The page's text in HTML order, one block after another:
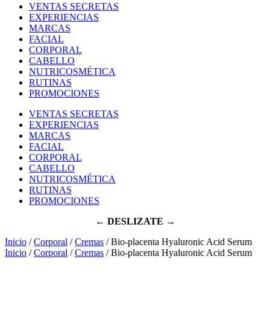
VENTAS SECRETAS
EXPERIENCIAS
MARCAS
FACIAL
CORPORAL
CABELLO
NUTRICOSMÉTICA
RUTINAS
PROMOCIONES
VENTAS SECRETAS
EXPERIENCIAS
MARCAS
FACIAL
CORPORAL
CABELLO
NUTRICOSMÉTICA
RUTINAS
PROMOCIONES
← DESLIZATE →
Inicio /Corporal /Cremas / Bio-placenta Hyaluronic Acid Serum
Inicio /Corporal /Cremas / Bio-placenta Hyaluronic Acid Serum